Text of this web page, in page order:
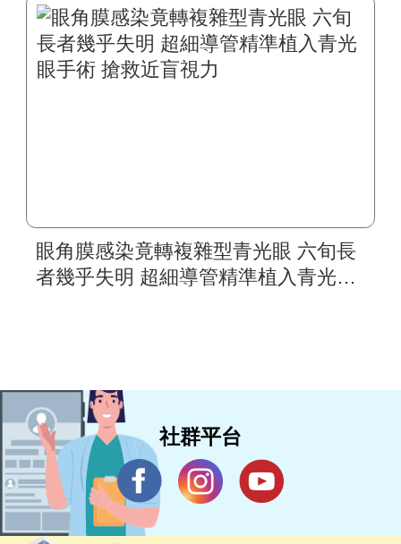
窗 特殊孩童不再霧茫茫
眼角膜感染竟轉複雜型青光眼 六旬長
者幾乎失明 超細導管精準植入青光眼
社群平台